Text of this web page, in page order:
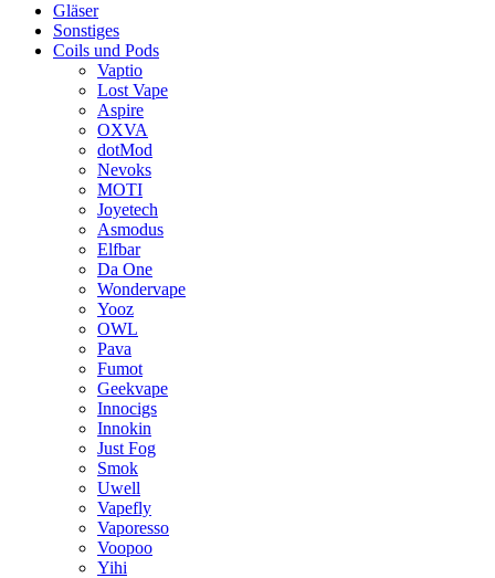
Gläser
Sonstiges
Coils und Pods
Vaptio
Lost Vape
Aspire
OXVA
dotMod
Nevoks
MOTI
Joyetech
Asmodus
Elfbar
Da One
Wondervape
Yooz
OWL
Pava
Fumot
Geekvape
Innocigs
Innokin
Just Fog
Smok
Uwell
Vapefly
Vaporesso
Voopoo
Yihi